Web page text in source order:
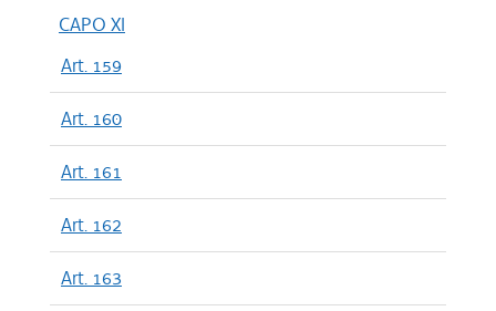
CAPO XI
Art. 159
Art. 160
Art. 161
Art. 162
Art. 163